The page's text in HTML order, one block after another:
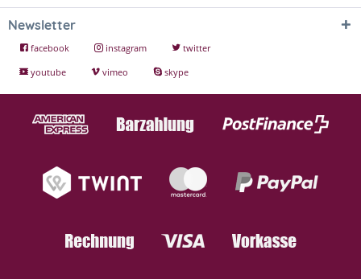
Newsletter
facebook instagram
twitter
youtube
vimeo skype